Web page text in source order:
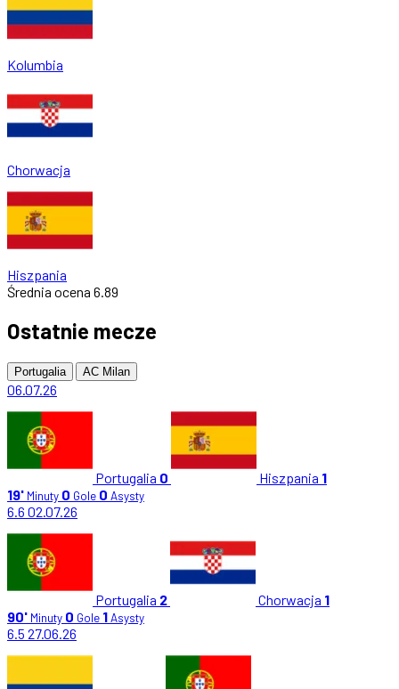
Kolumbia
Chorwacja
Hiszpania
Średnia ocena 6.89
Ostatnie mecze
Portugalia AC Milan
06.07.26
Portugalia 0 Hiszpania 1
19' Minuty 0 Gole 0 Asysty
6.6 02.07.26
Portugalia 2 Chorwacja 1
90' Minuty 0 Gole 1Asysty
6.5 27.06.26